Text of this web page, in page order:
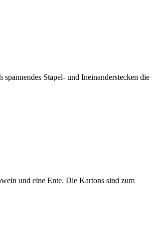
Stapel- und Ineinanderstecken die
und eine Ente. Die Kartons sind zum